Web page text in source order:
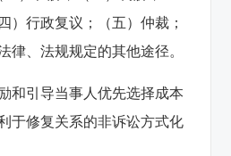
）行政复议；（五）仲裁；
律、法规规定的其他途径。
和引导当事人优先选择成本
于修复关系的非诉讼方式化